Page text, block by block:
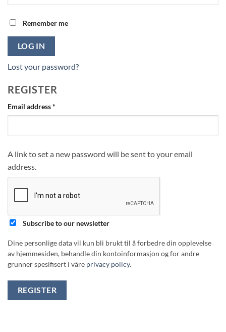
Remember me
LOG IN
Lost your password?
REGISTER
Email address*
A link to set a new password will be sent to your email
address.
Subscribe to our newsletter
Dine personlige data vil kun bli brukt til å forbedre din opplevelse
av hjemmesiden, behandle din kontoinformasjon og for andre
grunner spesifisert i våre privacy policy.
REGISTER